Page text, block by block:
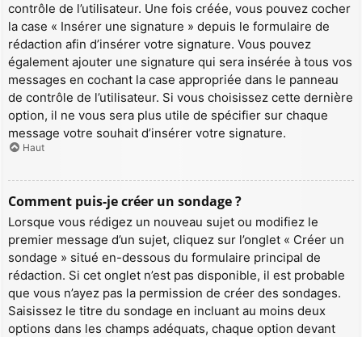
contrôle de l’utilisateur. Une fois créée, vous pouvez cocher
la case « Insérer une signature » depuis le formulaire de
rédaction afin d’insérer votre signature. Vous pouvez
également ajouter une signature qui sera insérée à tous vos
messages en cochant la case appropriée dans le panneau
de contrôle de l’utilisateur. Si vous choisissez cette dernière
option, il ne vous sera plus utile de spécifier sur chaque
message votre souhait d’insérer votre signature.
Haut
Comment puis-je créer un sondage ?
Lorsque vous rédigez un nouveau sujet ou modifiez le
premier message d’un sujet, cliquez sur l’onglet « Créer un
sondage » situé en-dessous du formulaire principal de
rédaction. Si cet onglet n’est pas disponible, il est probable
que vous n’ayez pas la permission de créer des sondages.
Saisissez le titre du sondage en incluant au moins deux
options dans les champs adéquats, chaque option devant